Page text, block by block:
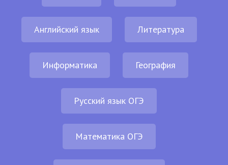
Английский язык Литература
Информатика География
Русский язык ОГЭ
Математика ОГЭ